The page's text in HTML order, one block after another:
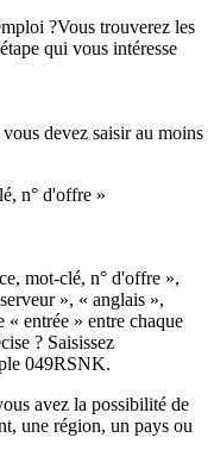
?Vous trouverez les
qui vous intéresse
devez saisir au moins
n° d'offre »
mot-clé, n° d'offre »,
», « anglais »,
« entrée » entre chaque
? Saisissez
049RSNK.
avez la possibilité de
une région, un pays ou